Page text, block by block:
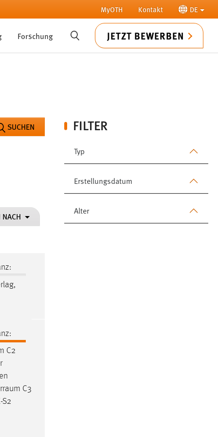
MyOTH Kontakt DE
Forschung SUCHE JETZT BEWERBEN
FILTER
Typ
Erstellungsdatum
Alter
SUCHEN
NACH
C2
C3
S2